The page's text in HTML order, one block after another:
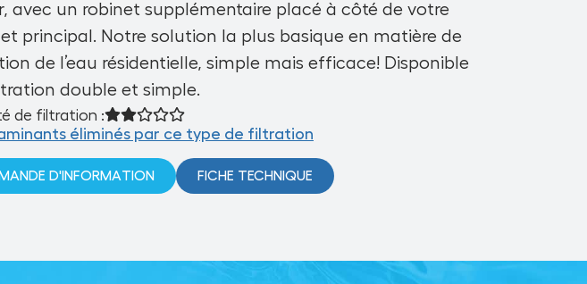
avec un robinet supplémentaire placé à côté de votre
principal. Notre solution la plus basique en matière de
de l’eau résidentielle, simple mais efficace! Disponible
double et simple.
de filtration :
éliminés par ce type de filtration
D'INFORMATION FICHE TECHNIQUE